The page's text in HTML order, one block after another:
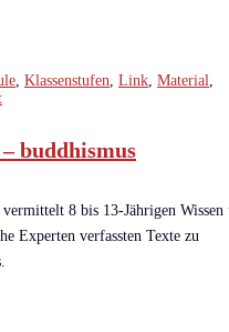
Klassenstufen Link Material
buddhismus
8 bis 13-Jährigen Wissen
Experten verfassten Texte zu